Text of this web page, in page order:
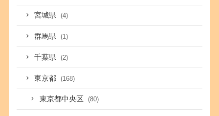
宮城県 (4)
群馬県 (1)
千葉県 (2)
東京都 (168)
東京都中央区 (80)